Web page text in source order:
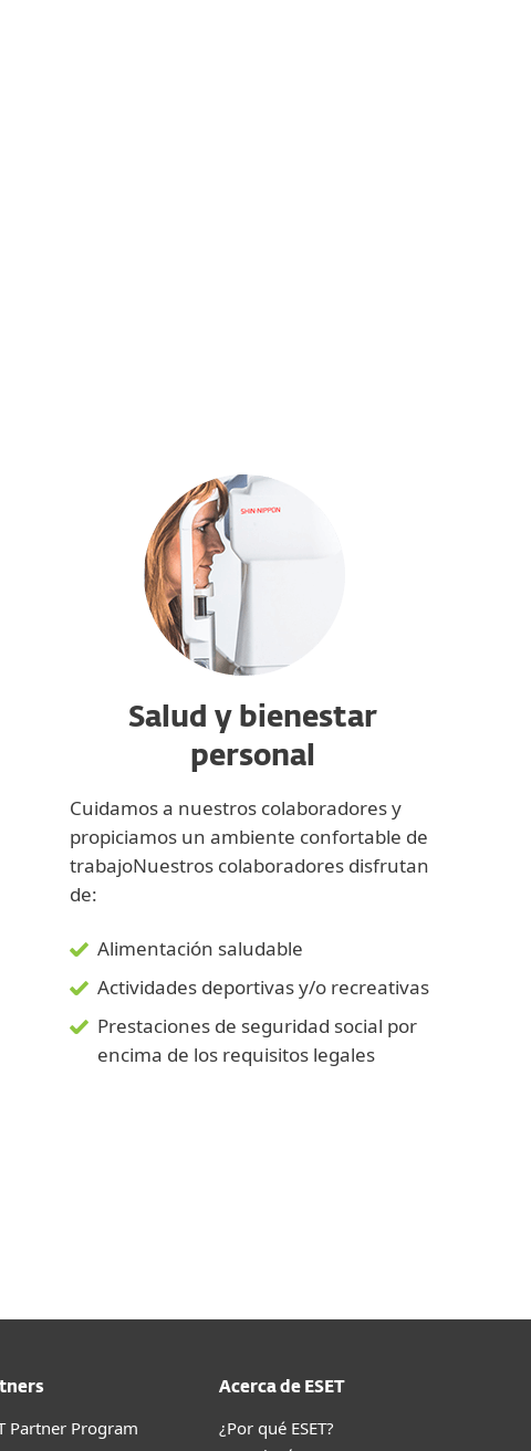
Salud y bienestar
personal
Cuidamos a nuestros colaboradores y
propiciamos un ambiente confortable de
trabajoNuestros colaboradores disfrutan
de:
Alimentación saludable
Actividades deportivas y/o recreativas
Prestaciones de seguridad social por
encima de los requisitos legales
Partner Program
Acerca de ESET
¿Por qué ESET?